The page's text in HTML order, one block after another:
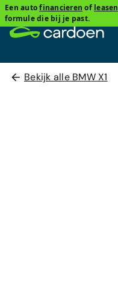
Een autofinancieren of leasen
formule die bij je past.
Bekijk alle BMW X1